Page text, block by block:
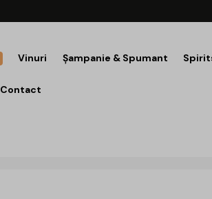
Vinuri Șampanie & Spumant
Contact